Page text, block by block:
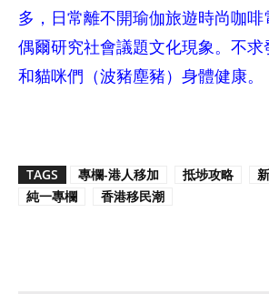
多，日常離不開瑜伽旅遊時尚咖啡
偶爾研究社會議題文化現象。不求
和貓咪們（波豬塵豬）身體健康。
TAGS 專欄-港人移加 抵埗攻略
純一專欄
香港移民潮